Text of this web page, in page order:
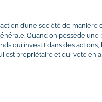
d’une société de manière
Quand on possède une
qui investit dans des actions,
est propriétaire et qui vote en